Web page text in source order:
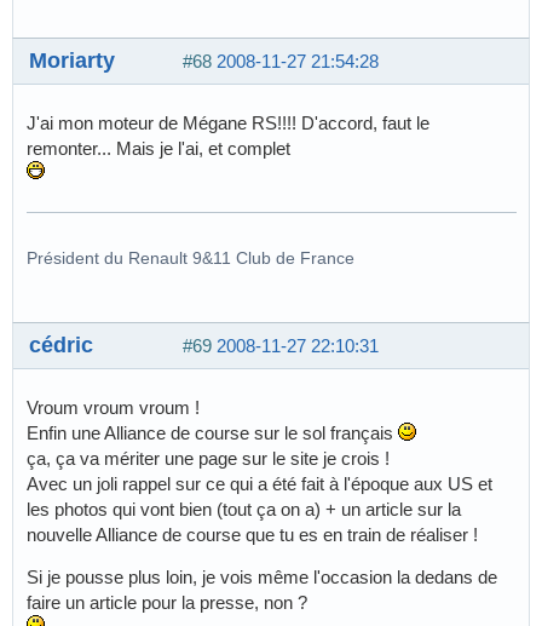
#68 2008-11-27 21:54:28
Moriarty
J'ai mon moteur de Mégane RS!!!! D'accord, faut le
remonter... Mais je l'ai, et complet
Président du Renault 9&11 Club de France
#69 2008-11-27 22:10:31
cédric
Vroum vroum vroum !
Enfin une Alliance de course sur le sol français
ça, ça va mériter une page sur le site je crois !
Avec un joli rappel sur ce qui a été fait à l'époque aux US et
les photos qui vont bien (tout ça on a) + un article sur la
nouvelle Alliance de course que tu es en train de réaliser !
Si je pousse plus loin, je vois même l'occasion la dedans de
faire un article pour la presse, non ?